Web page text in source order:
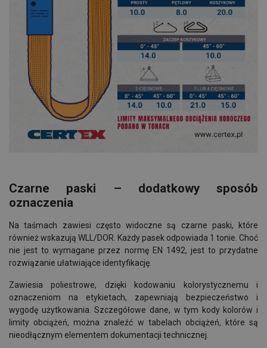
Czarne paski – dodatkowy sposób
oznaczenia
Na taśmach zawiesi często widoczne są czarne paski, które
również wskazują WLL/DOR. Każdy pasek odpowiada 1 tonie. Choć
nie jest to wymagane przez normę EN 1492, jest to przydatne
rozwiązanie ułatwiające identyfikację.
Zawiesia poliestrowe, dzięki kodowaniu kolorystycznemu i
oznaczeniom na etykietach, zapewniają bezpieczeństwo i
wygodę użytkowania. Szczegółowe dane, w tym kody kolorów i
limity obciążeń, można znaleźć w tabelach obciążeń, które są
nieodłącznym elementem dokumentacji technicznej.